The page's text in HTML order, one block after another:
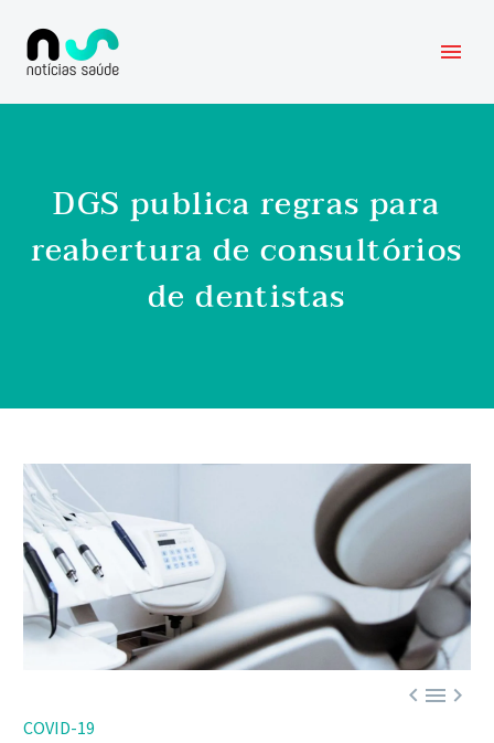
DGS publica regras para
reabertura de consultórios
de dentistas

COVID-19